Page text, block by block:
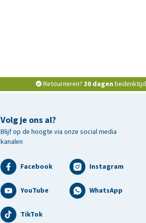
Retourneren? 30 dagen bedenktijd
Volg je ons al?
Blijf op de hoogte via onze social media
kanalen
Facebook Instagram
YouTube WhatsApp
TikTok